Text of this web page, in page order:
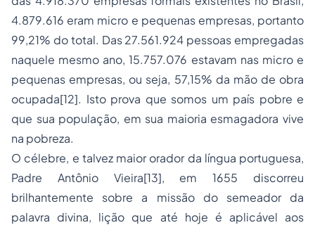
4.879.616 eram micro e pequenas empresas, portanto
99,21% do total. Das 27.561.924 pessoas empregadas
naquele mesmo ano, 15.757.076 estavam nas micro e
pequenas empresas, ou seja, 57,15% da mão de obra
ocupada[12]. Isto prova que somos um país pobre e
que sua população, em sua maioria esmagadora vive
na pobreza.
O célebre, e talvez maior orador da língua portuguesa,
Padre Antônio Vieira[13], em 1655 discorreu
brilhantemente sobre a missão do semeador da
palavra divina, lição que até hoje é aplicável aos